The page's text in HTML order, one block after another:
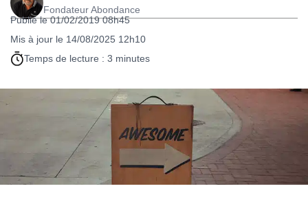
Fondateur Abondance
Publié le 01/02/2019 08h45
Mis à jour le 14/08/2025 12h10
Temps de lecture : 3 minutes